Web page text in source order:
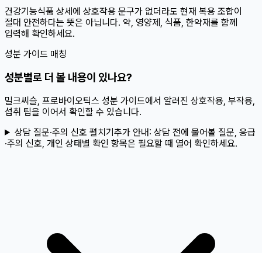
건강기능식품 상세에 상호작용 문구가 없더라도 현재 복용 조합이
절대 안전하다는 뜻은 아닙니다. 약, 영양제, 식품, 한약재를 함께
입력해 확인하세요.
성분 가이드 매칭
성분별로 더 볼 내용이 있나요?
밀크씨슬, 프로바이오틱스 성분 가이드에서 알려진 상호작용, 부작용,
섭취 팁을 이어서 확인할 수 있습니다.
상담 질문·주의 신호 펼치기추가 안내: 상담 전에 물어볼 질문, 응급
·주의 신호, 개인 상태별 확인 항목은 필요할 때 열어 확인하세요.